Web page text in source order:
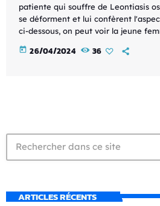
patiente qui souffre de Leontiasis
se déforment et lui confèrent
ci-dessous, on peut voir la jeune
today 26/04/2024 36
ARTICLES RÉCENTS